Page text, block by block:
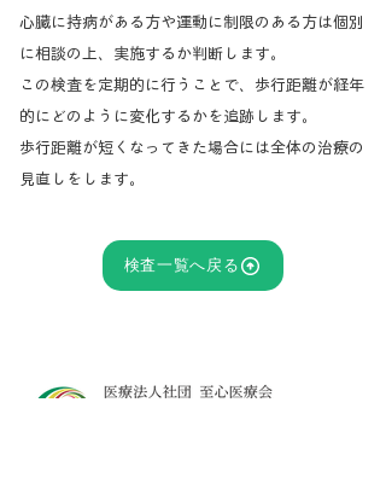
心臓に持病がある方や運動に制限のある方は個別
に相談の上、実施するか判断します。
この検査を定期的に行うことで、歩行距離が経年
的にどのように変化するかを追跡します。
歩行距離が短くなってきた場合には全体の治療の
見直しをします。
検査一覧へ戻る